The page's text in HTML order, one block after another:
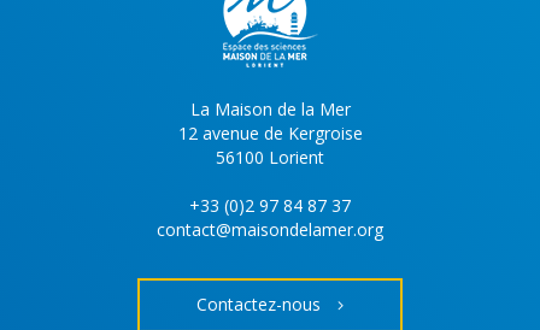
La Maison de la Mer
12 avenue de Kergroise
56100 Lorient
+33 (0)2 97 84 87 37
contact@maisondelamer.org
Contactez-nous